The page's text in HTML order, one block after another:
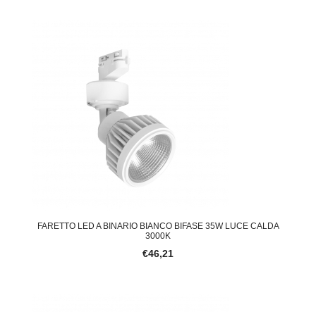
FARETTO LED A BINARIO BIANCO BIFASE 35W LUCE CALDA
3000K
€46,21